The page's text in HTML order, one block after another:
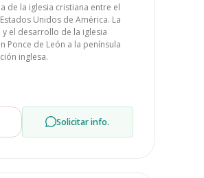
de la iglesia cristiana entre el
Unidos de América. La
el desarrollo de la iglesia
Ponce de León a la península
inglesa.
Solicitar info.